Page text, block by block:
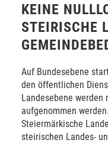
KEINE
STEIRISCHE
Auf Bundesebene
den öffentlichen
Landesebene werden
aufgenommen
Steiermärkische
steirischen Landes-